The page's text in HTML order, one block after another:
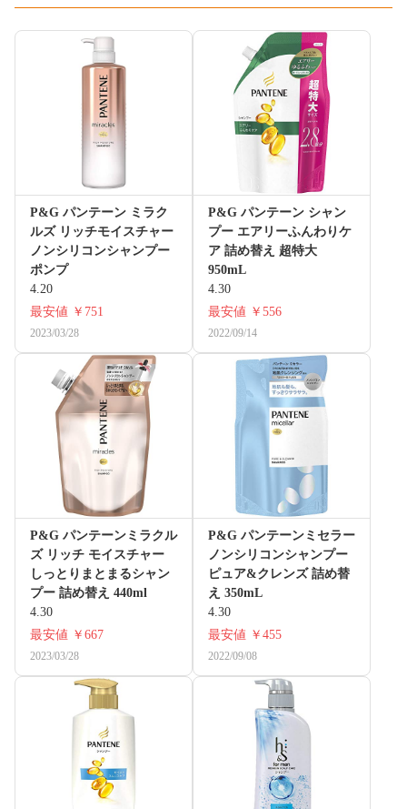
P&G パンテーン ミラク
ルズ リッチモイスチャー
ノンシリコンシャンプー
ポンプ
4.20
最安値 ￥751
2023/03/28
P&G パンテーン シャン
プー エアリーふんわりケ
ア 詰め替え 超特大
950mL
4.30
最安値 ￥556
2022/09/14
P&G パンテーンミラクル
ズ リッチ モイスチャー
しっとりまとまるシャン
プー 詰め替え 440ml
4.30
最安値 ￥667
2023/03/28
P&G パンテーンミセラー
ノンシリコンシャンプー
ピュア&クレンズ 詰め替
え 350mL
4.30
最安値 ￥455
2022/09/08